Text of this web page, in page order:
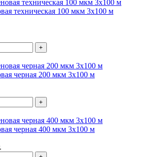
техническая 100 мкм 3х100 м
черная 200 мкм 3х100 м
черная 400 мкм 3х100 м